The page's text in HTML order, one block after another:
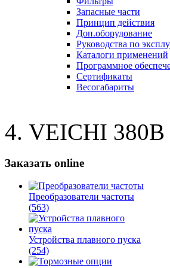
Запасные части
Принцип действия
Доп.оборудование
Руководства по
Каталоги применений
Программное
Сертификаты
Весогабариты
VEICHI 380В
Заказать online
Преобразователи частоты
(563)
Устройства плавного пуска
(254)